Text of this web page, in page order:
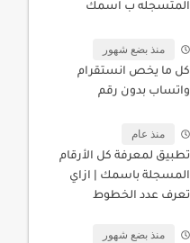
المتسجله ب اسمك
منذ بضع شهور
كل ما يخص انستقرام
واتساب بدون رقم
منذ عام
تطبيق لمعرفة كل الأرقام
المسجلة باسمك | ازاي
تعرف عدد الخطوط
منذ بضع شهور